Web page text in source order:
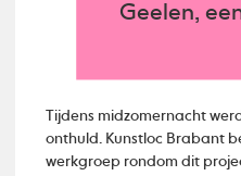
Geelen,
Tijdens midzomernacht
onthuld. Kunstloc Brabant
werkgroep rondom dit